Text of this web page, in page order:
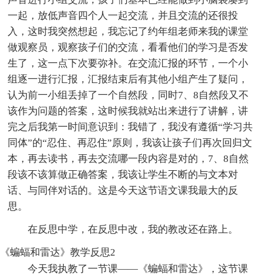
一起，放低声音四个人一起交流，并且交流的还很投
入，这时我突然想起，我忘记了约年组老师来我的课堂
做观察员，观察孩子们的交流，看看他们的学习是否发
生了，这一点下次要弥补。在交流汇报的环节，一个小
组逐一进行汇报，汇报结束后有其他小组产生了疑问，
认为前一小组丢掉了一个自然段，同时7、8自然段又不
该作为问题的答案，这时候我就站出来进行了讲解，讲
完之后我第一时间意识到：我错了，我没有遵循“学习共
同体”的“忍住、再忍住”原则，我该让孩子们再次回归文
本，再去读书，再去交流哪一段内容是对的，7、8自然
段该不该算做正确答案，我该让学生不断的与文本对
话、与同伴对话的。这是今天这节语文课我最大的反
思。
在反思中学，在反思中改，我的教改还在路上。
《蝙蝠和雷达》教学反思2
今天我执教了一节课——《蝙蝠和雷达》，这节课